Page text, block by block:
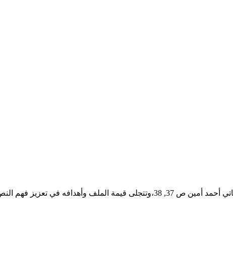
نضع بين أيديكم ملفاً بعنوان أنشطة مقرر عرب 101 تحليل وضع البداية نص حياتي أحمد أمين